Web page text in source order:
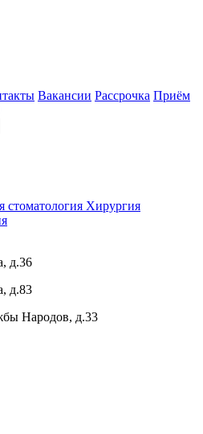
Вакансии Рассрочка Приём
стоматология Хирургия
д.36
д.83
Народов, д.33